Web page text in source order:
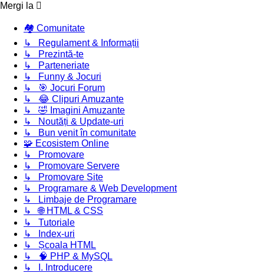
Mergi la
🏘️ Comunitate
↳ Regulament & Informații
↳ Prezintă-te
↳ Parteneriate
↳ Funny & Jocuri
↳ 🎯 Jocuri Forum
↳ 😂 Clipuri Amuzante
↳ 🤣 Imagini Amuzante
↳ Noutăți & Update-uri
↳ Bun venit în comunitate
🧩 Ecosistem Online
↳ Promovare
↳ Promovare Servere
↳ Promovare Site
↳ Programare & Web Development
↳ Limbaje de Programare
↳ 🌐 HTML & CSS
↳ Tutoriale
↳ Index-uri
↳ Școala HTML
↳ 🧠 PHP & MySQL
↳ I. Introducere